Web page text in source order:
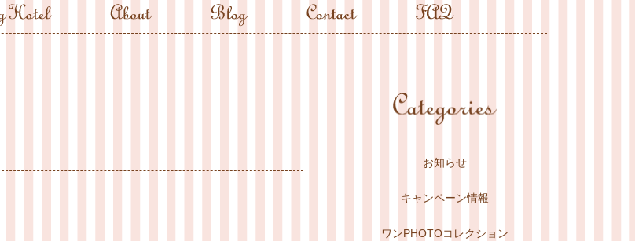
お知らせ
キャンペーン情報
ワンPHOTOコレクション